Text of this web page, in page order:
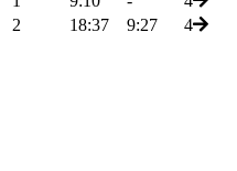
2
18:37 9:27 4